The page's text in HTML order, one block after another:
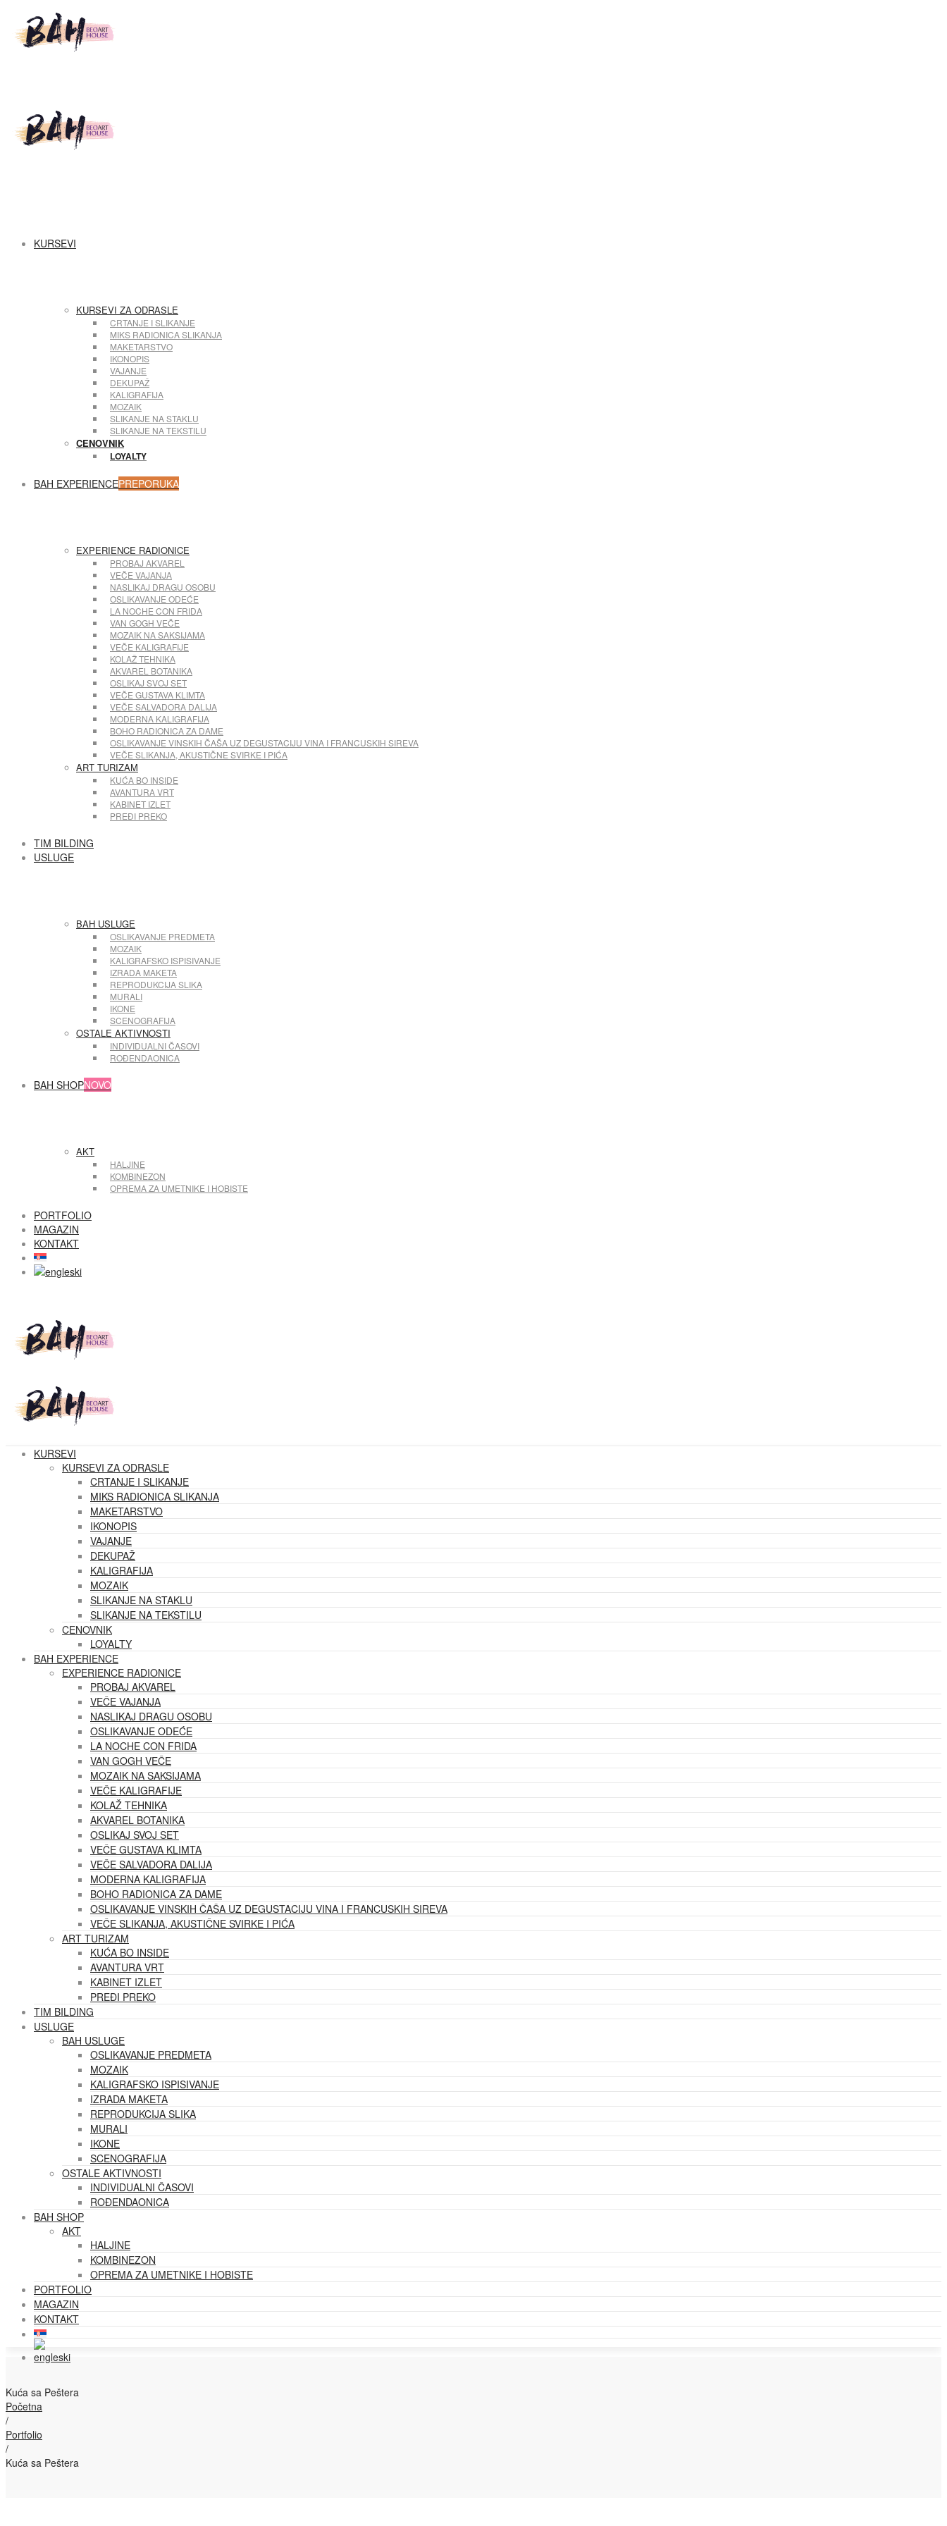
Beo
KURSEVI
KURSEVI ZA ODRASLE
CRTANJE I SLIKANJE
MIKS RADIONICA SLIKANJA
MAKETARSTVO
IKONOPIS
VAJANJE
DEKUPAŽ
KALIGRAFIJA
MOZAIK
SLIKANJE NA STAKLU
SLIKANJE NA TEKSTILU
CENOVNIK
LOYALTY
BAH EXPERIENCEPREPORUKA
EXPERIENCE RADIONICE
PROBAJ AKVAREL
VEČE VAJANJA
NASLIKAJ DRAGU OSOBU
OSLIKAVANJE ODEĆE
LA NOCHE CON FRIDA
VAN GOGH VEČE
MOZAIK NA SAKSIJAMA
VEČE KALIGRAFIJE
KOLAŽ TEHNIKA
AKVAREL BOTANIKA
OSLIKAJ SVOJ SET
VEČE GUSTAVA KLIMTA
VEČE SALVADORA DALIJA
MODERNA KALIGRAFIJA
BOHO RADIONICA ZA DAME
OSLIKAVANJE VINSKIH ČAŠA UZ DEGUSTACIJU VINA I FRANCUSKIH SIREVA
VEČE SLIKANJA, AKUSTIČNE SVIRKE I PIĆA
ART TURIZAM
KUĆA BO INSIDE
AVANTURA VRT
KABINET IZLET
PREĐI PREKO
TIM BILDING
USLUGE
BAH USLUGE
OSLIKAVANJE PREDMETA
MOZAIK
KALIGRAFSKO ISPISIVANJE
IZRADA MAKETA
REPRODUKCIJA SLIKA
MURALI
IKONE
SCENOGRAFIJA
OSTALE AKTIVNOSTI
INDIVIDUALNI ČASOVI
ROĐENDAONICA
BAH SHOPNOVO
AKT
HALJINE
KOMBINEZON
OPREMA ZA UMETNIKE I HOBISTE
PORTFOLIO
MAGAZIN
KONTAKT
KURSEVI
KURSEVI ZA ODRASLE
CRTANJE I SLIKANJE
MIKS RADIONICA SLIKANJA
MAKETARSTVO
IKONOPIS
VAJANJE
DEKUPAŽ
KALIGRAFIJA
MOZAIK
SLIKANJE NA STAKLU
SLIKANJE NA TEKSTILU
CENOVNIK
LOYALTY
BAH EXPERIENCE
EXPERIENCE RADIONICE
PROBAJ AKVAREL
VEČE VAJANJA
NASLIKAJ DRAGU OSOBU
OSLIKAVANJE ODEĆE
LA NOCHE CON FRIDA
VAN GOGH VEČE
MOZAIK NA SAKSIJAMA
VEČE KALIGRAFIJE
KOLAŽ TEHNIKA
AKVAREL BOTANIKA
OSLIKAJ SVOJ SET
VEČE GUSTAVA KLIMTA
VEČE SALVADORA DALIJA
MODERNA KALIGRAFIJA
BOHO RADIONICA ZA DAME
OSLIKAVANJE VINSKIH ČAŠA UZ DEGUSTACIJU VINA I FRANCUSKIH SIREVA
VEČE SLIKANJA, AKUSTIČNE SVIRKE I PIĆA
ART TURIZAM
KUĆA BO INSIDE
AVANTURA VRT
KABINET IZLET
PREĐI PREKO
TIM BILDING
USLUGE
BAH USLUGE
OSLIKAVANJE PREDMETA
MOZAIK
KALIGRAFSKO ISPISIVANJE
IZRADA MAKETA
REPRODUKCIJA SLIKA
MURALI
IKONE
SCENOGRAFIJA
OSTALE AKTIVNOSTI
INDIVIDUALNI ČASOVI
ROĐENDAONICA
BAH SHOP
AKT
HALJINE
KOMBINEZON
OPREMA ZA UMETNIKE I HOBISTE
PORTFOLIO
MAGAZIN
KONTAKT
Kuća sa Peštera
Početna
/
Portfolio
/
Kuća sa Peštera